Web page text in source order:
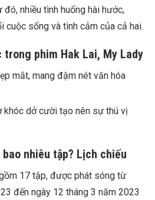
nhiều tình huống hài hước,
cuộc sống và tình cảm của cả hai.
trong phim Hak Lai, My Lady
mắt, mang đậm nét văn hóa
khóc dở cười tạo nên sự thú vị
nhiêu tập? Lịch chiếu
17 tập, được phát sóng từ
đến ngày 12 tháng 3 năm 2023